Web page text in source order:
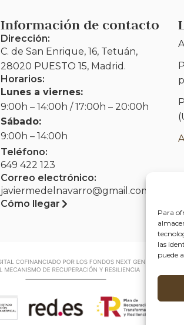
Para
las
puede
Información de contacto
Dirección:
C. de San Enrique, 16, Tetuán,
28020 PUESTO 15, Madrid.
Horarios:
Lunes a viernes:
9:00h – 14:00h / 17:00h – 20:00h
Sábado:
9:00h – 14:00h
Teléfono:
649 422 123
Correo electrónico:
javiermedelnavarro@gmail.com
Cómo llegar